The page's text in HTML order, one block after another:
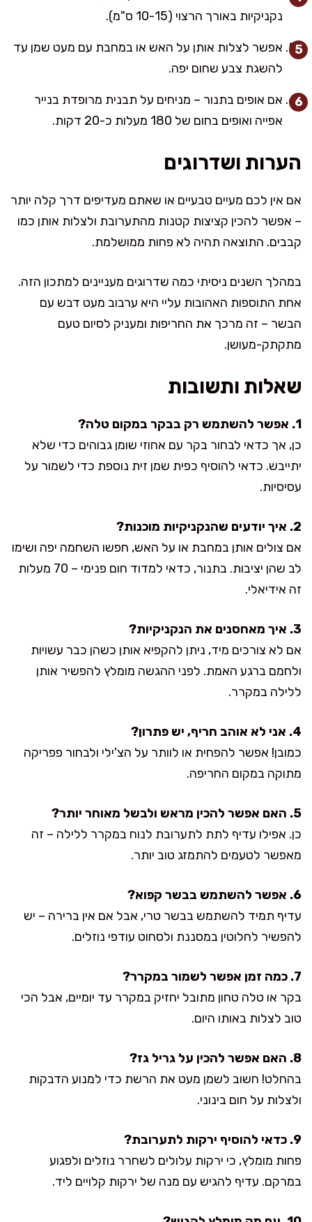
נקניקיות באורך הרצוי (10-15 ס"מ).
אפשר לצלות אותן על האש או במחבת עם מעט שמן עד
להשגת צבע שחום יפה.
אם אופים בתנור – מניחים על תבנית מרופדת בנייר
אפייה ואופים בחום של 180 מעלות כ-20 דקות.
הערות ושדרוגים
אם אין לכם מעיים טבעיים או שאתם מעדיפים דרך קלה יותר
– אפשר להכין קציצות קטנות מהתערובת ולצלות אותן כמו
קבבים. התוצאה תהיה לא פחות ממושלמת.
במהלך השנים ניסיתי כמה שדרוגים מעניינים למתכון הזה.
אחת התוספות האהובות עליי היא ערבוב מעט דבש עם
הבשר – זה מרכך את החריפות ומעניק לסיום טעם
מתקתק-מעושן.
שאלות ותשובות
1. אפשר להשתמש רק בבקר במקום טלה?
כן, אך כדאי לבחור בקר עם אחוזי שומן גבוהים כדי שלא
יתייבש. כדאי להוסיף כפית שמן זית נוספת כדי לשמור על
עסיסיות.
2. איך יודעים שהנקניקיות מוכנות?
אם צולים אותן במחבת או על האש, חפשו השחמה יפה ושימו
לב שהן יציבות. בתנור, כדאי למדוד חום פנימי – 70 מעלות
זה אידיאלי.
3. איך מאחסנים את הנקניקיות?
אם לא צורכים מיד, ניתן להקפיא אותן כשהן כבר עשויות
ולחמם ברגע האמת. לפני ההגשה מומלץ להפשיר אותן
ללילה במקרר.
4. אני לא אוהב חריף, יש פתרון?
כמובן! אפשר להפחית או לוותר על הצ'ילי ולבחור פפריקה
מתוקה במקום החריפה.
5. האם אפשר להכין מראש ולבשל מאוחר יותר?
כן. אפילו עדיף לתת לתערובת לנוח במקרר ללילה – זה
מאפשר לטעמים להתמזג טוב יותר.
6. אפשר להשתמש בבשר קפוא?
עדיף תמיד להשתמש בבשר טרי, אבל אם אין ברירה – יש
להפשיר לחלוטין במסננת ולסחוט עודפי נוזלים.
7. כמה זמן אפשר לשמור במקרר?
בקר או טלה טחון מתובל יחזיק במקרר עד יומיים, אבל הכי
טוב לצלות באותו היום.
8. האם אפשר להכין על גריל גז?
בהחלט! חשוב לשמן מעט את הרשת כדי למנוע הדבקות
ולצלות על חום בינוני.
9. כדאי להוסיף ירקות לתערובת?
פחות מומלץ, כי ירקות עלולים לשחרר נוזלים ולפגוע
במרקם. עדיף להגיש עם מנה של ירקות קלויים ליד.